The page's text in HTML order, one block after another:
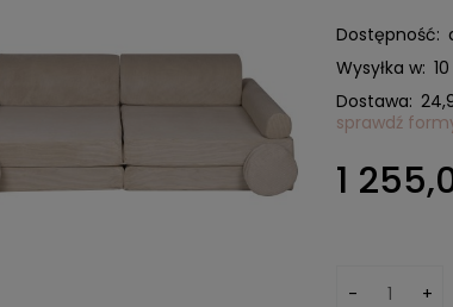
Dostępność:
Wysyłka w:
Dostawa:
kosztów
sprawdź
1
- +